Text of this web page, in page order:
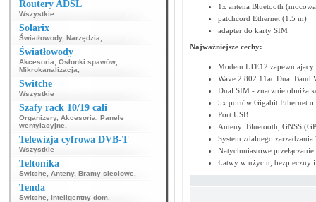
Routery ADSL
Wszystkie
Solarix
Światłowody, Narzędzia
Światłowody
Akcesoria Osłonki spawów
Mikrokanalizacja
Switche
Wszystkie
Szafy rack 10/19 cali
Organizery, Akcesoria
Panele
wentylacyjne
Telewizja cyfrowa DVB-T
Wszystkie
Teltonika
Switche Anteny, Bramy sieciowe
Tenda
Switche Inteligentny dom
1x antena Bluetooth
patchcord Ethernet (1.5 m)
adapter do karty SIM
Najważniejsze cechy:
Modem LTE12
Wave 2 802.11ac Dual Band
Dual SIM - znacznie obniża
5x portów Gigabit Ethernet
Port USB
Anteny: Bluetooth, GNSS
System zdalnego
Natychmiastowe
Łatwy w użyciu, bezpieczny